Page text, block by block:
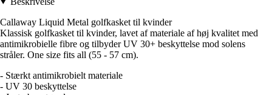
Callaway Liquid Metal golfkasket til kvinder
Klassisk golfkasket til kvinder, lavet af materiale af høj kvalitet med
antimikrobielle fibre og tilbyder UV 30+ beskyttelse mod solens
stråler. One size fits all (55 - 57 cm).
- Stærkt antimikrobielt materiale
- UV 30 beskyttelse